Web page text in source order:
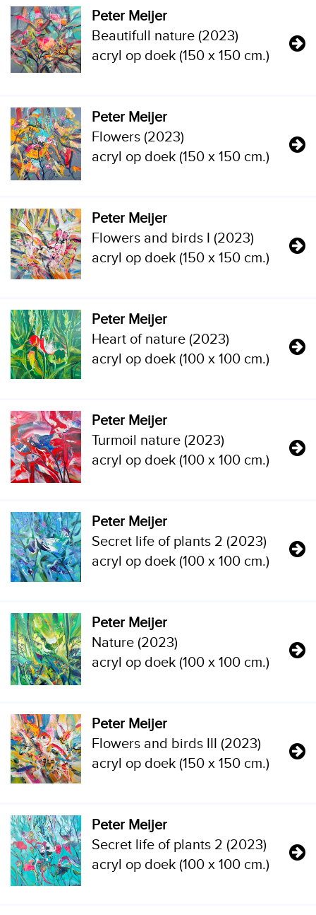
Peter Meijer
Beautifull nature (2023)
acryl op doek (150 x 150 cm.)
Peter Meijer
Flowers (2023)
acryl op doek (150 x 150 cm.)
Peter Meijer
Flowers and birds I (2023)
acryl op doek (150 x 150 cm.)
Peter Meijer
Heart of nature (2023)
acryl op doek (100 x 100 cm.)
Peter Meijer
Turmoil nature (2023)
acryl op doek (100 x 100 cm.)
Peter Meijer
Secret life of plants 2 (2023)
acryl op doek (100 x 100 cm.)
Peter Meijer
Nature (2023)
acryl op doek (100 x 100 cm.)
Peter Meijer
Flowers and birds III (2023)
acryl op doek (150 x 150 cm.)
Peter Meijer
Secret life of plants 2 (2023)
acryl op doek (100 x 100 cm.)